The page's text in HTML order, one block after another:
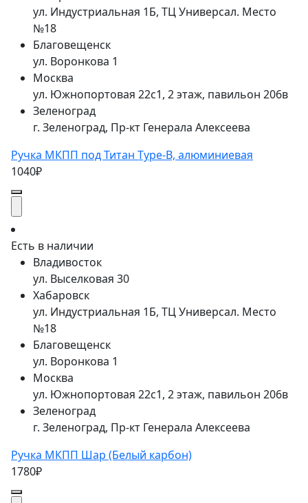
ул. Индустриальная 1Б, ТЦ Универсал. Место
№18
Благовещенск
ул. Воронкова 1
Москва
ул. Южнопортовая 22с1, 2 этаж, павильон 206в
Зеленоград
г. Зеленоград, Пр-кт Генерала Алексеева
Ручка МКПП под Титан Type-B, алюминиевая
1040₽
Есть в наличии
Владивосток
ул. Выселковая 30
Хабаровск
ул. Индустриальная 1Б, ТЦ Универсал. Место
№18
Благовещенск
ул. Воронкова 1
Москва
ул. Южнопортовая 22с1, 2 этаж, павильон 206в
Зеленоград
г. Зеленоград, Пр-кт Генерала Алексеева
Ручка МКПП Шар (Белый карбон)
1780₽